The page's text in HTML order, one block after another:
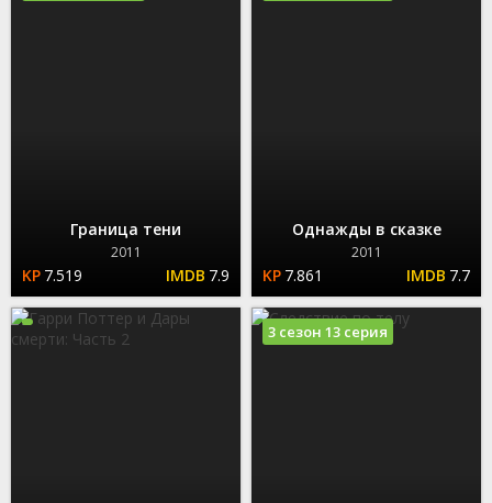
Граница тени
2011
7.519 7.9
Однажды в сказке
2011
7.861 7.7
3 сезон 13 серия